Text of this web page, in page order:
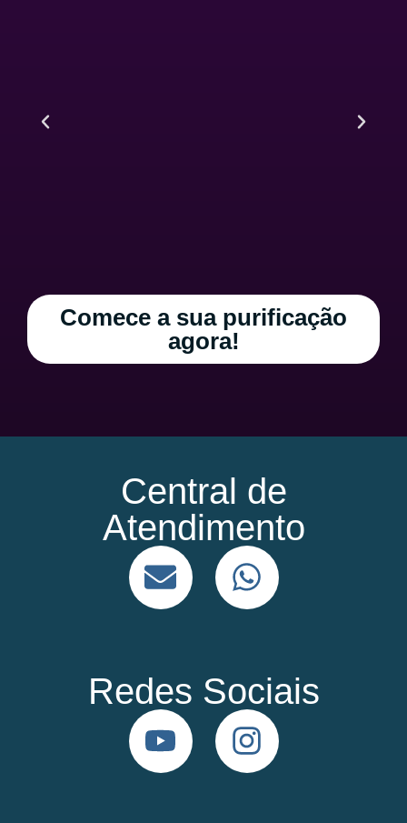
Comece a sua purificação
agora!
Central de
Atendimento
Redes Sociais